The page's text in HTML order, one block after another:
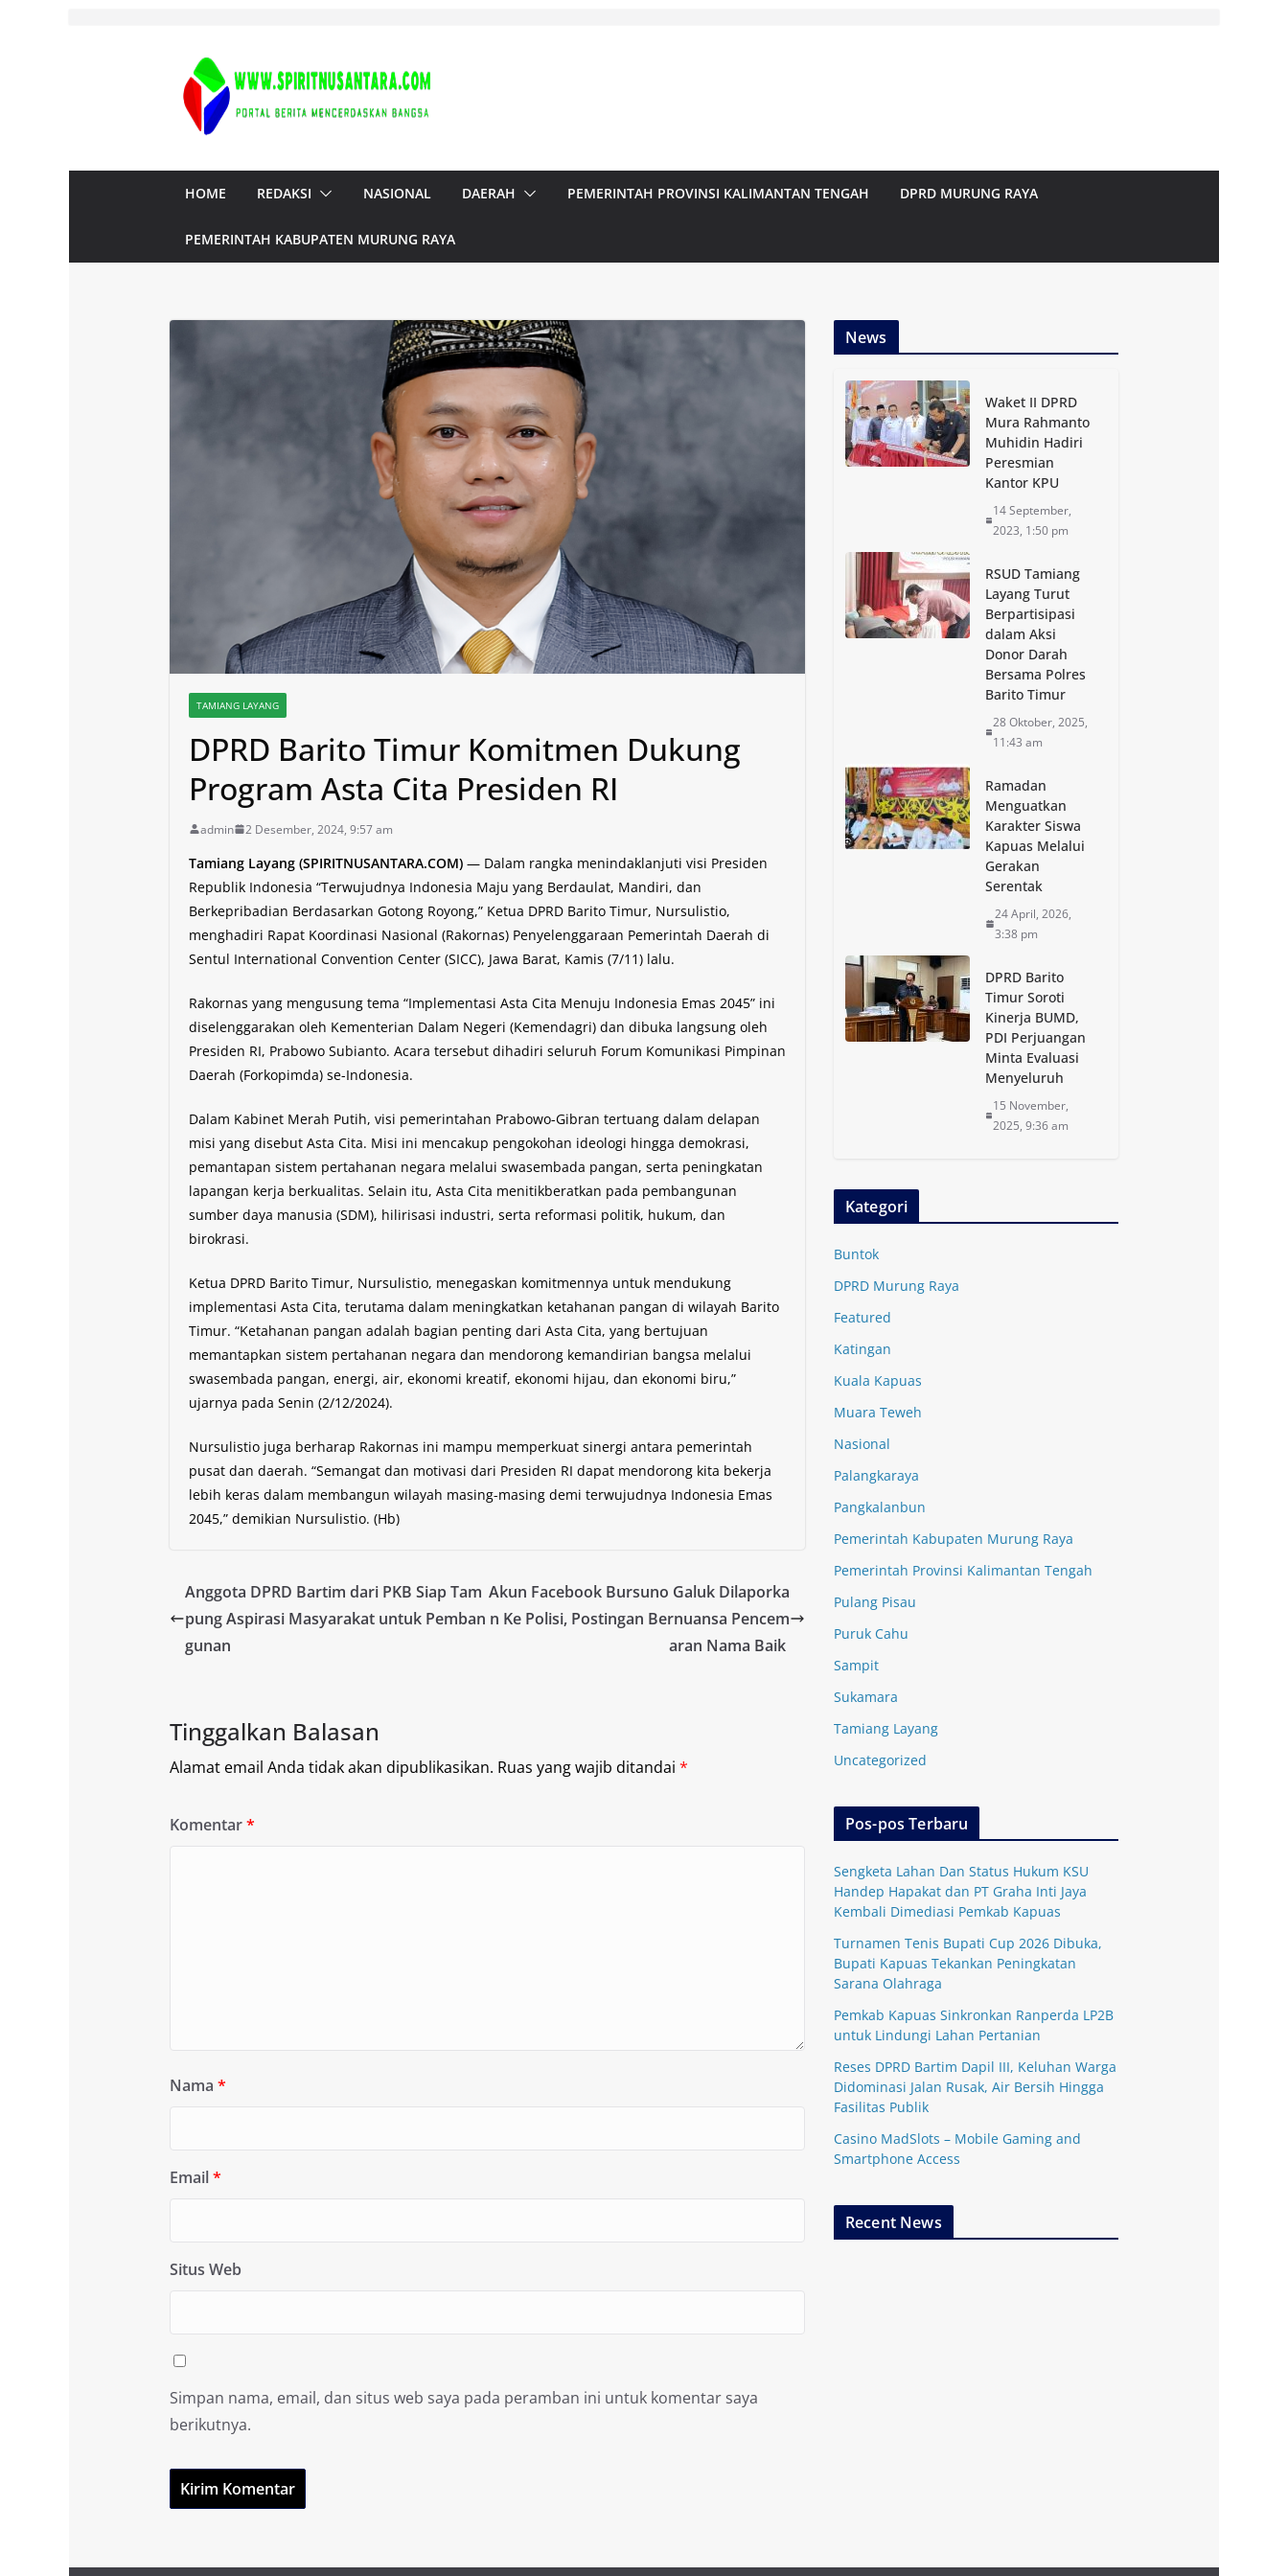
HOME REDAKSI NASIONAL DAERAH PEMERINTAH PROVINSI KALIMANTAN TENGAH DPRD MURUNG RAYA
PEMERINTAH KABUPATEN MURUNG RAYA
TAMIANG LAYANG
DPRD Barito Timur Komitmen Dukung
Program Asta Cita Presiden RI
admin 2 Desember, 2024, 9:57 am
Tamiang Layang (SPIRITNUSANTARA.COM) — Dalam rangka menindaklanjuti visi Presiden
Republik Indonesia “Terwujudnya Indonesia Maju yang Berdaulat, Mandiri, dan
Berkepribadian Berdasarkan Gotong Royong,” Ketua DPRD Barito Timur, Nursulistio,
menghadiri Rapat Koordinasi Nasional (Rakornas) Penyelenggaraan Pemerintah Daerah di
Sentul International Convention Center (SICC), Jawa Barat, Kamis (7/11) lalu.
Rakornas yang mengusung tema “Implementasi Asta Cita Menuju Indonesia Emas 2045” ini
diselenggarakan oleh Kementerian Dalam Negeri (Kemendagri) dan dibuka langsung oleh
Presiden RI, Prabowo Subianto. Acara tersebut dihadiri seluruh Forum Komunikasi Pimpinan
Daerah (Forkopimda) se-Indonesia.
Dalam Kabinet Merah Putih, visi pemerintahan Prabowo-Gibran tertuang dalam delapan
misi yang disebut Asta Cita. Misi ini mencakup pengokohan ideologi hingga demokrasi,
pemantapan sistem pertahanan negara melalui swasembada pangan, serta peningkatan
lapangan kerja berkualitas. Selain itu, Asta Cita menitikberatkan pada pembangunan
sumber daya manusia (SDM), hilirisasi industri, serta reformasi politik, hukum, dan
birokrasi.
Ketua DPRD Barito Timur, Nursulistio, menegaskan komitmennya untuk mendukung
implementasi Asta Cita, terutama dalam meningkatkan ketahanan pangan di wilayah Barito
Timur. “Ketahanan pangan adalah bagian penting dari Asta Cita, yang bertujuan
memantapkan sistem pertahanan negara dan mendorong kemandirian bangsa melalui
swasembada pangan, energi, air, ekonomi kreatif, ekonomi hijau, dan ekonomi biru,”
ujarnya pada Senin (2/12/2024).
Nursulistio juga berharap Rakornas ini mampu memperkuat sinergi antara pemerintah
pusat dan daerah. “Semangat dan motivasi dari Presiden RI dapat mendorong kita bekerja
lebih keras dalam membangun wilayah masing-masing demi terwujudnya Indonesia Emas
2045,” demikian Nursulistio. (Hb)
Anggota DPRD Bartim dari PKB Siap Tam
pung Aspirasi Masyarakat untuk Pemban
gunan
Akun Facebook Bursuno Galuk Dilaporka
n Ke Polisi, Postingan Bernuansa Pencem
aran Nama Baik
Tinggalkan Balasan
Alamat email Anda tidak akan dipublikasikan. Ruas yang wajib ditandai *
Komentar*
Nama *
Email*
Situs Web
Simpan nama, email, dan situs web saya pada peramban ini untuk komentar saya
berikutnya.
News
Waket II DPRD
Mura Rahmanto
Muhidin Hadiri
Peresmian
Kantor KPU
14 September,
2023, 1:50 pm
RSUD Tamiang
Layang Turut
Berpartisipasi
dalam Aksi
Donor Darah
Bersama Polres
Barito Timur
28 Oktober, 2025,
11:43 am
Ramadan
Menguatkan
Karakter Siswa
Kapuas Melalui
Gerakan
Serentak
24 April, 2026,
3:38 pm
DPRD Barito
Timur Soroti
Kinerja BUMD,
PDI Perjuangan
Minta Evaluasi
Menyeluruh
15 November,
2025, 9:36 am
Kategori
Buntok
DPRD Murung Raya
Featured
Katingan
Kuala Kapuas
Muara Teweh
Nasional
Palangkaraya
Pangkalanbun
Pemerintah Kabupaten Murung Raya
Pemerintah Provinsi Kalimantan Tengah
Pulang Pisau
Puruk Cahu
Sampit
Sukamara
Tamiang Layang
Uncategorized
Pos-pos Terbaru
Sengketa Lahan Dan Status Hukum KSU
Handep Hapakat dan PT Graha Inti Jaya
Kembali Dimediasi Pemkab Kapuas
Turnamen Tenis Bupati Cup 2026 Dibuka,
Bupati Kapuas Tekankan Peningkatan
Sarana Olahraga
Pemkab Kapuas Sinkronkan Ranperda LP2B
untuk Lindungi Lahan Pertanian
Reses DPRD Bartim Dapil III, Keluhan Warga
Didominasi Jalan Rusak, Air Bersih Hingga
Fasilitas Publik
Casino MadSlots – Mobile Gaming and
Smartphone Access
Recent News